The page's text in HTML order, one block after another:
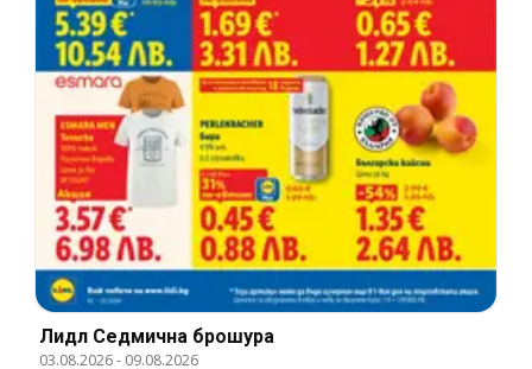
Лидл Cедмична брошура
03.08.2026- 09.08.2026